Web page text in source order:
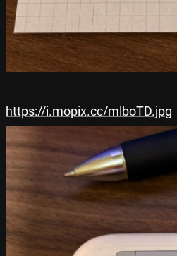
https://i.mopix.cc/mlboTD.jpg